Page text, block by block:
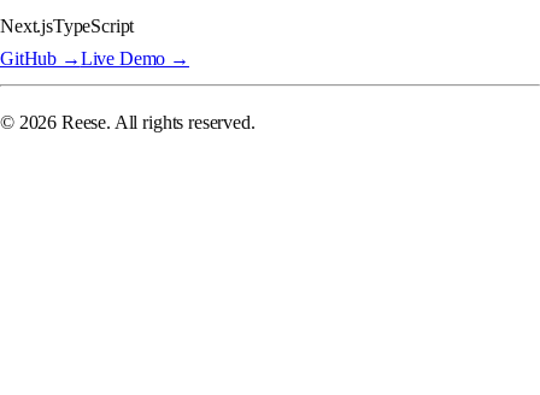
Next.jsTypeScript
GitHub →Live Demo →
© 2026 Reese. All rights reserved.